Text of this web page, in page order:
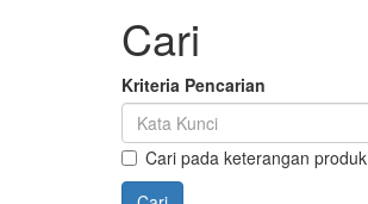
Cari
Kriteria Pencarian
Cari pada keterangan produk